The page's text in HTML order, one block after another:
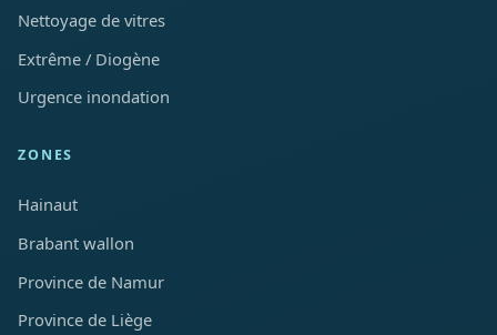
Nettoyage de vitres
Extrême / Diogène
Urgence inondation
ZONES
Hainaut
Brabant wallon
Province de Namur
Province de Liège